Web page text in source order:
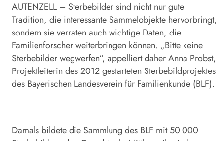
AUTENZELL – Sterbebilder sind nicht nur gute
Tradition, die interessante Sammelobjekte hervorbringt,
sondern sie verraten auch wichtige Daten, die
Familienforscher weiterbringen können. „Bitte keine
Sterbebilder wegwerfen“, appelliert daher Anna Probst,
Projektleiterin des 2012 gestarteten Sterbebildprojektes
des Bayerischen Landesverein für Familienkunde (BLF).
Damals bildete die Sammlung des BLF mit 50 000